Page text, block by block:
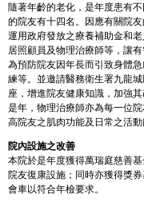
隨著年齡的老化，是年度患有
的院友有十四名。因應有關院
運用政府發放之療養補助金和
居照顧員及物理治療師等，讓
為預防院友因年長而引致身體
練等。並邀請醫務衛生署九龍
座，增進院友健康知識，加強其
是年，物理治療師亦為每一位
高院友之肌肉功能及日常之活
院內設施之改善
本院於是年度獲得萬瑞庭慈善
院友復康設施；同時亦獲得獎
會車以符合年檢要求。